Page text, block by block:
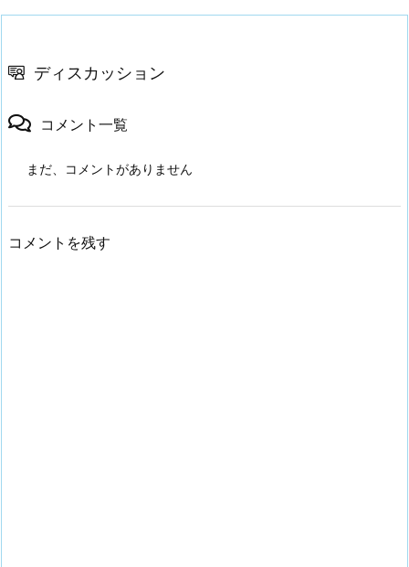
ディスカッション
コメント一覧
まだ、コメントがありません
コメントを残す